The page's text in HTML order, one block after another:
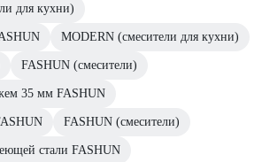
для кухни)
MODERN (смесители для кухни)
FASHUN (смесители)
35 мм FASHUN
FASHUN (смесители)
стали FASHUN